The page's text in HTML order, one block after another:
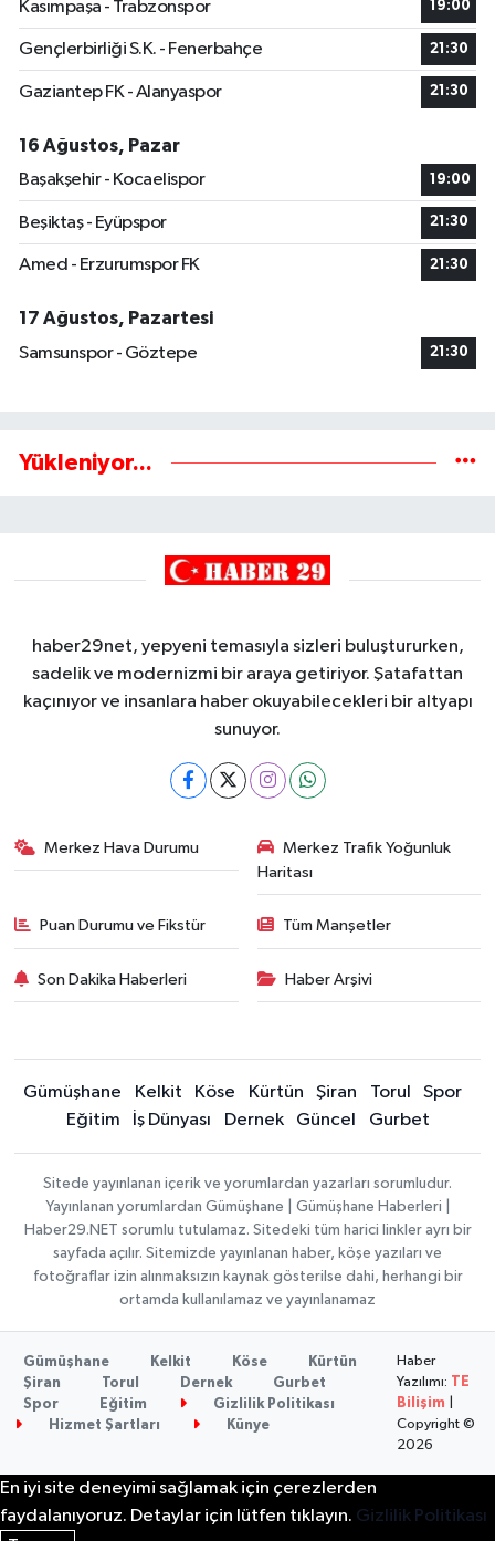
Kasımpaşa - Trabzonspor 19:00
Gençlerbirliği S.K. - Fenerbahçe 21:30
Gaziantep FK - Alanyaspor 21:30
16 Ağustos, Pazar
Başakşehir - Kocaelispor
19:00
Beşiktaş - Eyüpspor 21:30
Amed - Erzurumspor FK 21:30
17 Ağustos, Pazartesi
Samsunspor - Göztepe
21:30
Yükleniyor...
haber29net, yepyeni temasıyla sizleri buluştururken,
sadelik ve modernizmi bir araya getiriyor. Şatafattan
kaçınıyor ve insanlara haber okuyabilecekleri bir altyapı
sunuyor.
Merkez Hava Durumu
Merkez Trafik Yoğunluk
Haritası
Puan Durumu ve Fikstür Tüm Manşetler
Son Dakika Haberleri Haber Arşivi
Gümüşhane Kelkit Köse Kürtün Şiran Torul
Spor
Eğitim
İş Dünyası Dernek Güncel Gurbet
Sitede yayınlanan içerik ve yorumlardan yazarları sorumludur.
Yayınlanan yorumlardan Gümüşhane | Gümüşhane Haberleri |
Haber29.NET sorumlu tutulamaz. Sitedeki tüm harici linkler ayrı bir
sayfada açılır. Sitemizde yayınlanan haber, köşe yazıları ve
fotoğraflar izin alınmaksızın kaynak gösterilse dahi, herhangi bir
ortamda kullanılamaz ve yayınlanamaz
Gümüşhane Kelkit Köse
Kürtün
Şiran
Torul Dernek
Gurbet
Spor
Eğitim
Gizlilik Politikası
Hizmet Şartları
Künye
Haber
Yazılımı:
TE
Bilişim
Copyright ©
2026
En iyi site deneyimi sağlamak için çerezlerden
faydalanıyoruz. Detaylar için lütfen tıklayın. Gizlilik Politikası